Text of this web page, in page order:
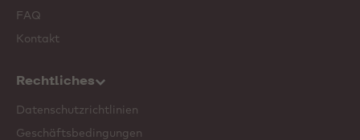
FAQ
Kontakt
Rechtliches
Datenschutzrichtlinien
Geschäftsbedingungen